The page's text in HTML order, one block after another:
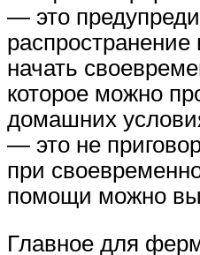
— это
начать
которое можно
домашних
— это не
при
помощи можно
Главное для